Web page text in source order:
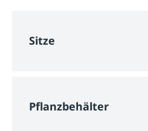
Sitze
Pflanzbehälter